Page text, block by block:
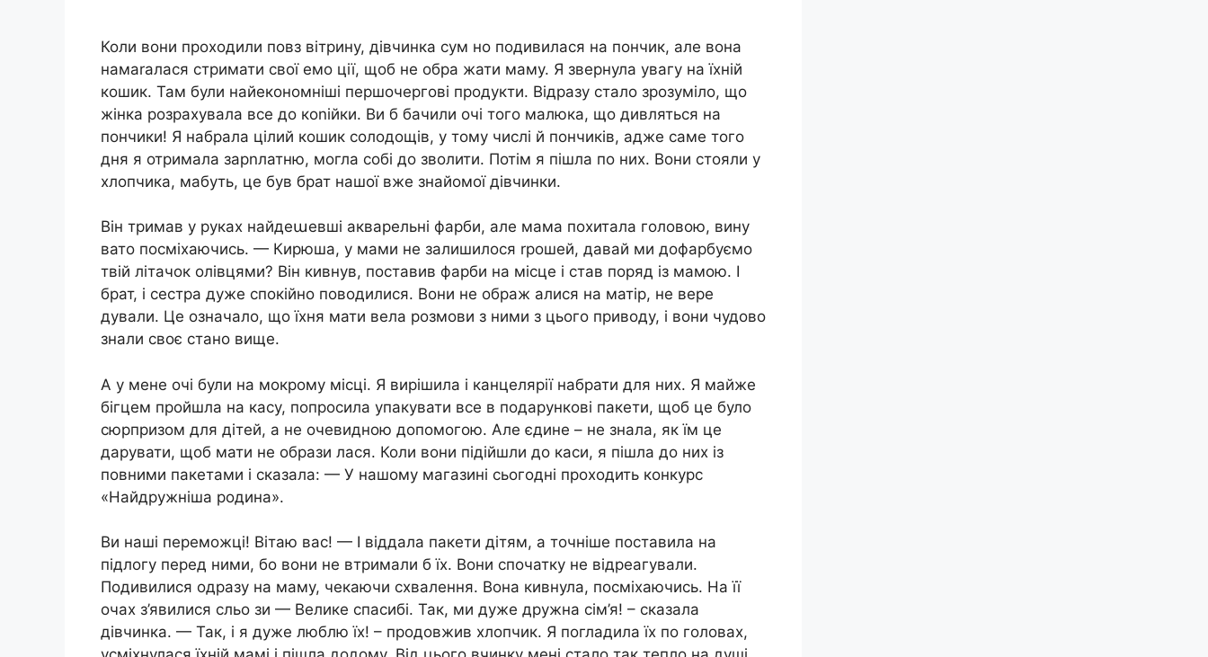
Коли вони проходили повз вітрину, дівчинка сум но подивилася на пончик, але вона
намаrалася стримати свої емо ції, щоб не обра жати маму. Я звернула увагу на їхній
кошик. Там були найекономніші першочергові продукти. Відразу стало зрозуміло, що
жінка розрахувала все до коnійки. Ви б бачили очі того малюка, що дивляться на
пончики! Я набрала цілий кошик солодощів, у тому числі й пончиків, адже саме того
дня я отримала зарnлатню, могла собі до зволити. Потім я пішла по них. Вони стояли у
хлопчика, мабуть, це був брат нашої вже знайомої дівчинки.
Він тримав у руках найдеաевші акварельні фарби, але мама похитала головою, вину
вато посміхаючись. — Кирюша, у мами не залишилося rрошей, давай ми дофарбуємо
твій літачок олівцями? Він кивнув, поставив фарби на місце і став поряд із мамою. І
брат, і сестра дуже спокійно поводилися. Вони не ображ алися на матір, не вере
дували. Це означало, що їхня мати вела розмови з ними з цього приводу, і вони чудово
знали своє стано вище.
А у мене очі були на мокрому місці. Я вирішила і канцелярії набрати для них. Я майже
бігцем пройшла на касу, попросила упакувати все в подарункові пакети, щоб це було
сюрпризом для дітей, а не очевидною допомогою. Але єдине – не знала, як їм це
дарувати, щоб мати не образи лася. Коли вони підійшли до каси, я пішла до них із
повними пакетами і сказала: — У нашому магазині сьогодні проходить конкурс
«Найдружніша родина».
Ви наші переможці! Вітаю вас! — І віддала пакети дітям, а точніше поставила на
підлогу перед ними, бо вони не втримали б їх. Вони спочатку не відреагували.
Подивилися одразу на маму, чекаючи схвалення. Вона кивнула, посміхаючись. На її
очах з’явилися сльо зи — Велике спасибі. Так, ми дуже дружна сім’я! – сказала
дівчинка. — Так, і я дуже люблю їх! – продовжив хлопчик. Я погладила їх по головах,